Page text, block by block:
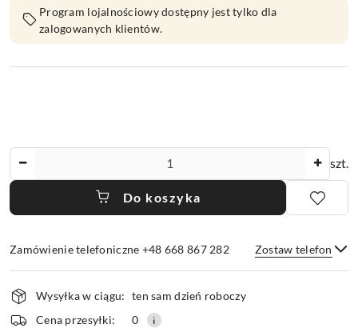
Program lojalnościowy dostępny jest tylko dla
zalogowanych klientów.
szt.
Do koszyka
Zamówienie telefoniczne +48 668 867 282 Zostaw telefon
Wyślij
Dostępność
i
dostawa
Wysyłka w ciągu: ten sam dzień roboczy
Cena przesyłki:
0